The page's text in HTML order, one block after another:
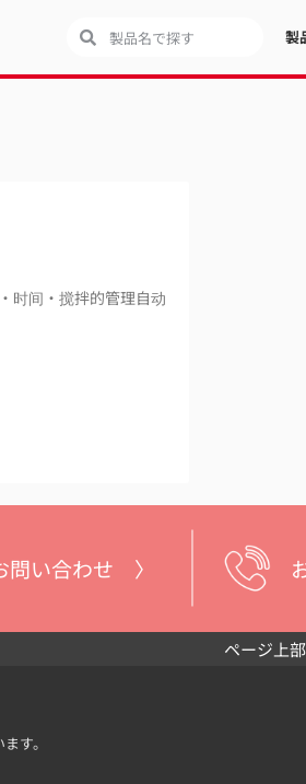
製
时间・搅拌的管理自动
問い合わせ 〉
ページ上
す。